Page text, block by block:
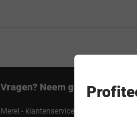
Vragen? Neem gerust contact
Merel - klantenservice